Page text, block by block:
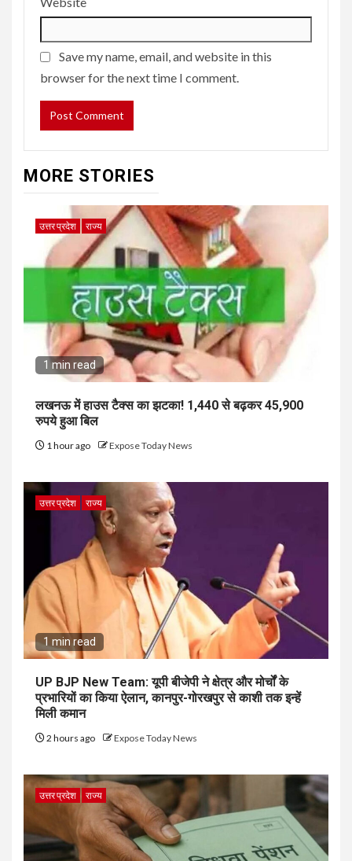
Save my name, email, and website in this
browser for the next time I comment.
MORE STORIES
उत्तर प्रदेश राज्य
1 min read
लखनऊ में हाउस टैक्स का झटका! 1,440 से बढ़कर 45,900
रुपये हुआ बिल
1 hour ago Expose Today News
उत्तर प्रदेश राज्य
1 min read
UP BJP New Team: यूपी बीजेपी ने क्षेत्र और मोर्चों के
प्रभारियों का किया ऐलान, कानपुर-गोरखपुर से काशी तक इन्हें
मिली कमान
2 hours ago Expose Today News
उत्तर प्रदेश राज्य